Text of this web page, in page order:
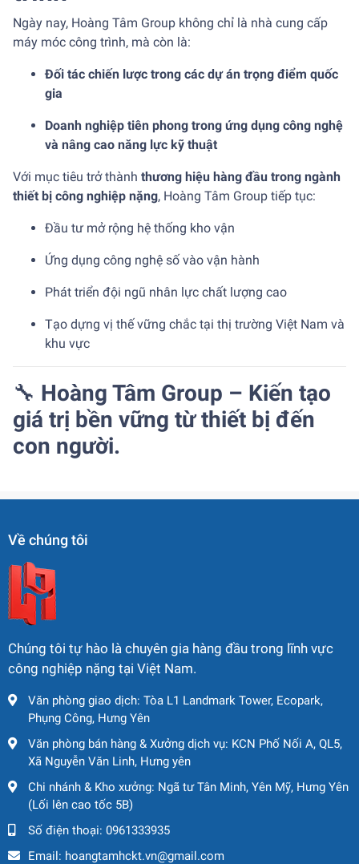
Ngày nay, Hoàng Tâm Group không chỉ là nhà cung cấp
máy móc công trình, mà còn là:
Đối tác chiến lược trong các dự án trọng điểm quốc
gia
Doanh nghiệp tiên phong trong ứng dụng công nghệ
và nâng cao năng lực kỹ thuật
Với mục tiêu trở thành thương hiệu hàng đầu trong ngành
thiết bị công nghiệp nặng, Hoàng Tâm Group tiếp tục:
Đầu tư mở rộng hệ thống kho vận
Ứng dụng công nghệ số vào vận hành
Phát triển đội ngũ nhân lực chất lượng cao
Tạo dựng vị thế vững chắc tại thị trường Việt Nam và
khu vực
🔧 Hoàng Tâm Group – Kiến tạo
giá trị bền vững từ thiết bị đến
con người.
Về chúng tôi
Chúng tôi tự hào là chuyên gia hàng đầu trong lĩnh vực
công nghiệp nặng tại Việt Nam.
Văn phòng giao dịch: Tòa L1 Landmark Tower, Ecopark,
Phụng Công, Hưng Yên
Văn phòng bán hàng & Xưởng dịch vụ: KCN Phố Nối A, QL5,
Xã Nguyễn Văn Linh, Hưng yên
Chi nhánh & Kho xưởng: Ngã tư Tân Minh, Yên Mỹ, Hưng Yên
(Lối lên cao tốc 5B)
Số điện thoại: 0961333935
Email: hoangtamhckt.vn@gmail.com